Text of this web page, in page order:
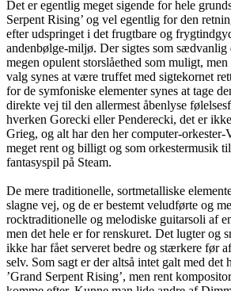
Det er egentlig meget sigende for hele
Serpent Rising’ og vel egentlig for den
efter udspringet i det frugtbare og
andenbølge-miljø. Der sigtes som sædvanlig
megen opulent storslåethed som muligt,
valg synes at være truffet med sigtekornet
for de symfoniske elementer synes at tage
direkte vej til den allermest åbenlyse
hverken Gorecki eller Penderecki, det er
Grieg, og alt har den her computer-
meget rent og billigt og som orkestermusik
fantasyspil på Steam.
De mere traditionelle, sortmetalliske
slagne vej, og de er bestemt veludførte og
rocktraditionelle og melodiske guitarsoli af
men det hele er for renskuret. Det lugter og
ikke har fået serveret bedre og stærkere før
selv. Som sagt er der altså intet galt med
’Grand Serpent Rising’, men rent